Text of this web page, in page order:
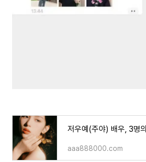
aaa888000.com